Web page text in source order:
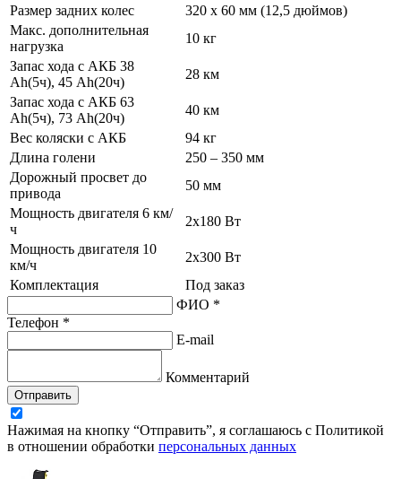
Размер задних колес
320 x 60 мм (12,5 дюймов)
Макс. дополнительная
нагрузка
10 кг
Запас хода с АКБ 38
Аh(5ч), 45 Аh(20ч)
28 км
Запас хода с АКБ 63
Аh(5ч), 73 Аh(20ч)
40 км
Вес коляски с АКБ
94 кг
Длина голени
250 – 350 мм
Дорожный просвет до
привода
50 мм
Мощность двигателя 6 км/
ч
2х180 Вт
Мощность двигателя 10
км/ч
2х300 Вт
Комплектация
Под заказ
ФИО *
Телефон *
E-mail
Комментарий
Отправить
Нажимая на кнопку “Отправить”, я соглашаюсь с Политикой
в отношении обработки персональных данных